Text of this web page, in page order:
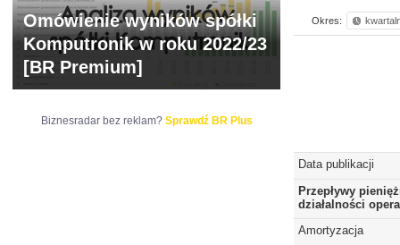
Okres:
Data publikacji
Przepływy
działalności
Amortyzacja
Omówienie wyników spółki
Komputronik w roku 2022/23
[BR Premium]
Biznesradar bez reklam? Sprawdź BR Plus